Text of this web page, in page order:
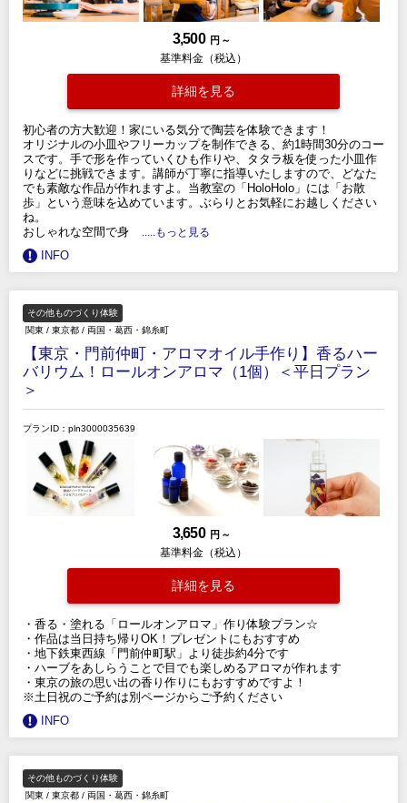
3,500 円 ～
基準料金（税込）
詳細を見る
初心者の方大歓迎！家にいる気分で陶芸を体験できます！
オリジナルの小皿やフリーカップを制作できる、約1時間30分のコー
スです。手で形を作っていくひも作りや、タタラ板を使った小皿作
りなどに挑戦できます。講師が丁寧に指導いたしますので、どなた
でも素敵な作品が作れますよ。当教室の「HoloHolo」には「お散
歩」という意味を込めています。ぶらりとお気軽にお越しください
ね。
おしゃれな空間で身
.....もっと見る
INFO
その他ものづくり体験
関東 / 東京都 / 両国・葛西・錦糸町
【東京・門前仲町・アロマオイル手作り】香るハー
バリウム！ロールオンアロマ（1個）＜平日プラン
＞
プランID：pln3000035639
3,650 円 ～
基準料金（税込）
詳細を見る
・香る・塗れる「ロールオンアロマ」作り体験プラン☆
・作品は当日持ち帰りOK！プレゼントにもおすすめ
・地下鉄東西線「門前仲町駅」より徒歩約4分です
・ハーブをあしらうことで目でも楽しめるアロマが作れます
・東京の旅の思い出の香り作りにもおすすめですよ！
※土日祝のご予約は別ページからご予約ください
INFO
その他ものづくり体験
関東 / 東京都 / 両国・葛西・錦糸町